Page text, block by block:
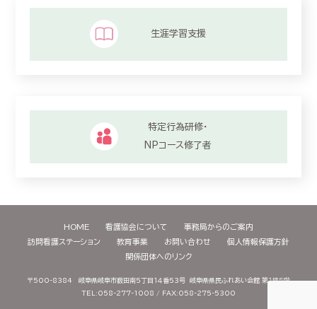
生涯学習支援
特定行為研修・
NPコース修了者
HOME 看護協会について
事務局からのご案内
訪問看護ステーション
教育事業 お問い合わせ
個人情報保護方針
関係団体へのリンク
〒500-8384 岐阜県岐阜市薮田南５丁目１４番５３号 岐阜県県民ふれあい会館 第１棟５階
TEL:058-277-1008 / FAX:058-275-5300